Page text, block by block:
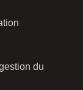
du